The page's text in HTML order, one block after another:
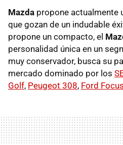
Mazda propone actualmente
que gozan de un indudable
propone un compacto, el
personalidad única en un
muy conservador, busca su
mercado dominado por los
Golf, Peugeot 308, Ford Focus